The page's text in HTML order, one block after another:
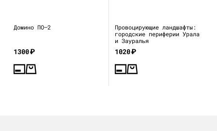
Домино ПО—2
1300₽
Провоцирующие ландшафты:
городские периферии Урала
и Зауралья
1020₽